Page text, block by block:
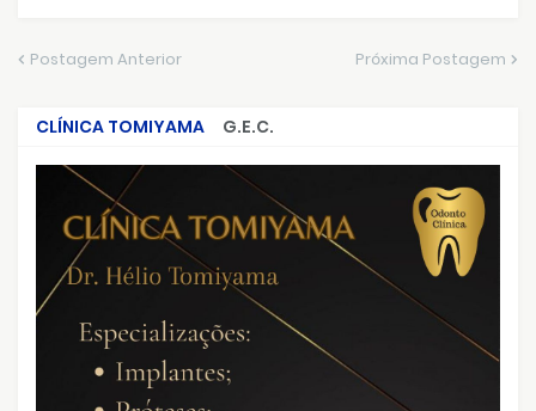
Postagem Anterior Próxima Postagem
CLÍNICA TOMIYAMA
G.E.C.
CRIMES QUE ABALARAM O BRASIL